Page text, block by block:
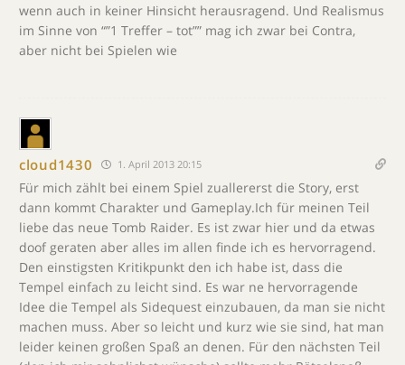
wenn auch in keiner Hinsicht herausragend. Und Realismus
im Sinne von “”1 Treffer – tot”” mag ich zwar bei Contra,
aber nicht bei Spielen wie
cloud1430 1. April 2013 20:15
Für mich zählt bei einem Spiel zuallererst die Story, erst
dann kommt Charakter und Gameplay.Ich für meinen Teil
liebe das neue Tomb Raider. Es ist zwar hier und da etwas
doof geraten aber alles im allen finde ich es hervorragend.
Den einstigsten Kritikpunkt den ich habe ist, dass die
Tempel einfach zu leicht sind. Es war ne hervorragende
Idee die Tempel als Sidequest einzubauen, da man sie nicht
machen muss. Aber so leicht und kurz wie sie sind, hat man
leider keinen großen Spaß an denen. Für den nächsten Teil